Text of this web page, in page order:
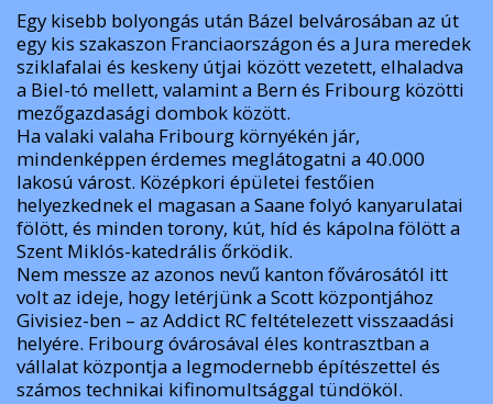
Egy kisebb bolyongás után Bázel belvárosában az út
egy kis szakaszon Franciaországon és a Jura meredek
sziklafalai és keskeny útjai között vezetett, elhaladva
a Biel-tó mellett, valamint a Bern és Fribourg közötti
mezőgazdasági dombok között.
Ha valaki valaha Fribourg környékén jár,
mindenképpen érdemes meglátogatni a 40.000
lakosú várost. Középkori épületei festőien
helyezkednek el magasan a Saane folyó kanyarulatai
fölött, és minden torony, kút, híd és kápolna fölött a
Szent Miklós-katedrális őrködik.
Nem messze az azonos nevű kanton fővárosától itt
volt az ideje, hogy letérjünk a Scott központjához
Givisiez-ben – az Addict RC feltételezett visszaadási
helyére. Fribourg óvárosával éles kontrasztban a
vállalat központja a legmodernebb építészettel és
számos technikai kifinomultsággal tündököl.